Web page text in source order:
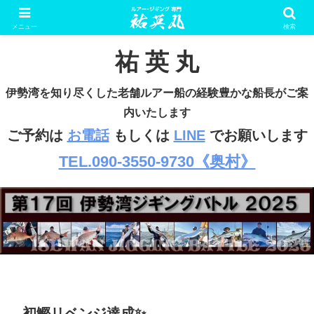
ルアー・ジギング専門 遊漁船
祐 英 丸
伊勢湾を知り尽くした老舗ルアー船の経験豊かな船長がご案
内いたします
ご予約は お電話もしくは LINEでお願いします
TEL.090-3550-9730《奥村》
メニュー 検索